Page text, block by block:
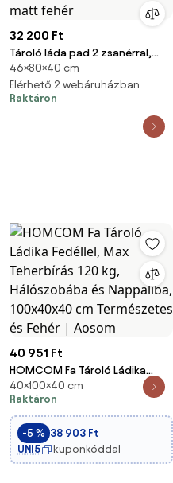
32 200 Ft
Tároló láda pad 2 zsanérral,
modern stílus, matt fehér
46×80×40 cm
Elérhető 2 webáruházban
Raktáron
40 951 Ft
HOMCOM Fa Tároló Ládika
Fedéllel, Max Teherbírás 120 kg,
Hálószobába és Nappaliba,
100x40x40 cm Természetes és
Fehér | Aosom
40×100×40 cm
Raktáron
-5 % 38 903 Ft
UNI5
kuponkóddal